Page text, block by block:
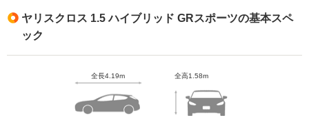
ヤリスクロス 1.5 ハイブリッド GRスポーツの基本スペ
ック
全長4.19m 全高1.58m